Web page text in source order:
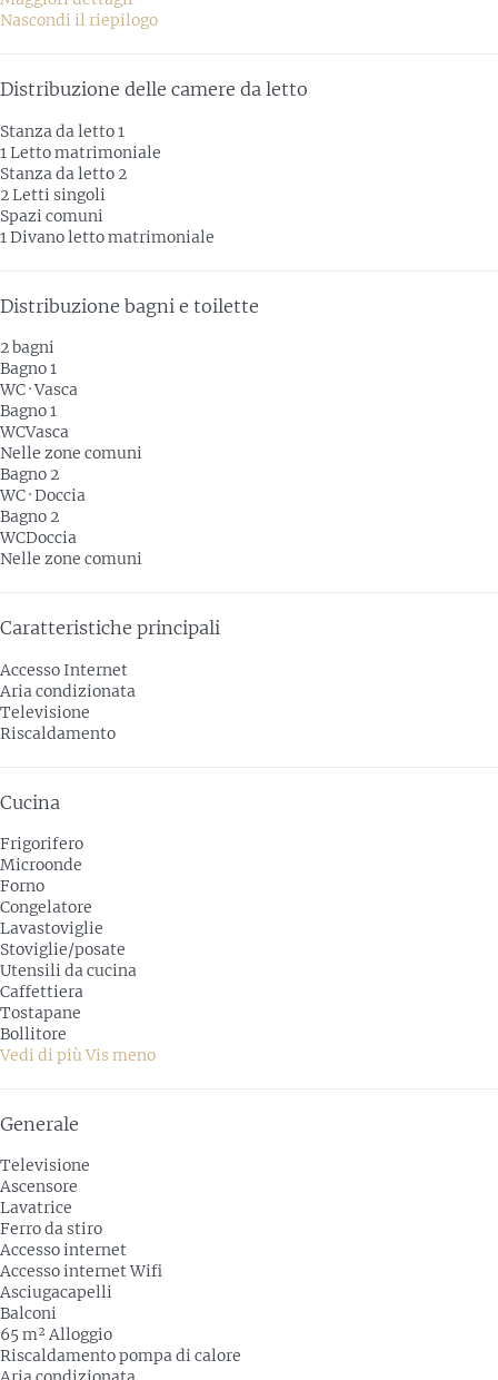
Nascondi il riepilogo
Distribuzione delle camere da letto
Stanza da letto 1
1 Letto matrimoniale
Stanza da letto 2
2 Letti singoli
Spazi comuni
1 Divano letto matrimoniale
Distribuzione bagni e toilette
2 bagni
Bagno 1
WC·Vasca
Bagno 1
WCVasca
Nelle zone comuni
Bagno 2
WC·Doccia
Bagno 2
WCDoccia
Nelle zone comuni
Caratteristiche principali
Accesso Internet
Aria condizionata
Televisione
Riscaldamento
Cucina
Frigorifero
Microonde
Forno
Congelatore
Lavastoviglie
Stoviglie/posate
Utensili da cucina
Caffettiera
Tostapane
Bollitore
Vedi di più Vis meno
Generale
Televisione
Ascensore
Lavatrice
Ferro da stiro
Accesso internet
Accesso internetWifi
Asciugacapelli
Balconi
65 m² Alloggio
Riscaldamento pompa di calore